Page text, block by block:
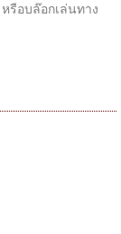
รือบล๊อกเล่นทาง